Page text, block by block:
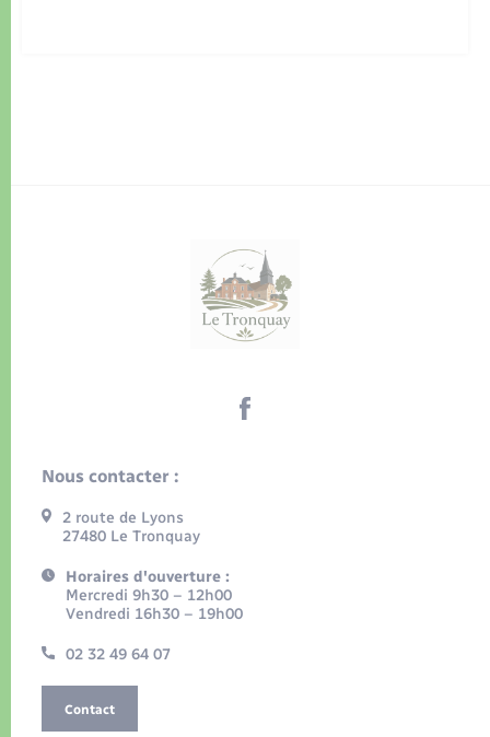
Nous contacter :
2 route de Lyons
27480 Le Tronquay
Horaires d'ouverture :
Mercredi 9h30 – 12h00
Vendredi 16h30 – 19h00
02 32 49 64 07
Contact